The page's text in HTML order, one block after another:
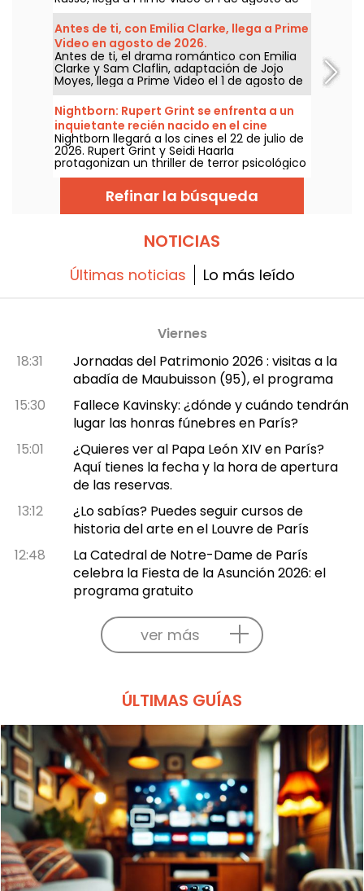
2026.
Antes de ti, con Emilia Clarke, llega a Prime
Video en agosto de 2026.
Antes de ti, el drama romántico con Emilia
Clarke y Sam Claflin, adaptación de Jojo
Moyes, llega a Prime Video el 1 de agosto de
2026.
Nightborn: Rupert Grint se enfrenta a un
inquietante recién nacido en el cine
Nightborn llegará a los cines el 22 de julio de
2026. Rupert Grint y Seidi Haarla
protagonizan un thriller de terror psicológico
centrado en un parto que se sale de control
y se convierte en pesadilla.
Refinar la búsqueda
NOTICIAS
Últimas noticias Lo más leído
Viernes
18:31
Jornadas del Patrimonio 2026 : visitas a la
abadía de Maubuisson (95), el programa
15:30
Fallece Kavinsky: ¿dónde y cuándo tendrán
lugar las honras fúnebres en París?
15:01
¿Quieres ver al Papa León XIV en París?
Aquí tienes la fecha y la hora de apertura
de las reservas.
13:12
¿Lo sabías? Puedes seguir cursos de
historia del arte en el Louvre de París
12:48
La Catedral de Notre-Dame de París
celebra la Fiesta de la Asunción 2026: el
programa gratuito
ver más
ÚLTIMAS GUÍAS